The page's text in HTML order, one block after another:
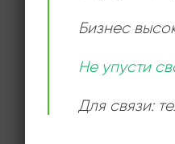
Бизнес
Не упусти
Для связи: